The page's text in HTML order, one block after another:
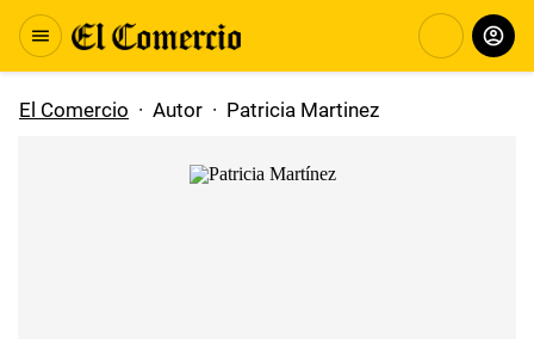
El Comercio · Autor · Patricia Martinez